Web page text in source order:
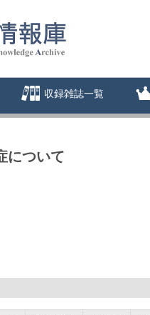
収録雑誌一覧
について